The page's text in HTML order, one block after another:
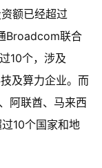
额已经超过
Broadcom联合
10个，涉及
及算力企业。而
阿联酋、马来西
10个国家和地